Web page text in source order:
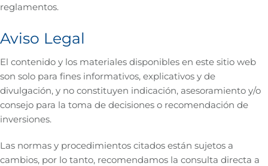
reglamentos.
Aviso Legal
El contenido y los materiales disponibles en este sitio web
son solo para fines informativos, explicativos y de
divulgación, y no constituyen indicación, asesoramiento y/o
consejo para la toma de decisiones o recomendación de
inversiones.
Las normas y procedimientos citados están sujetos a
cambios, por lo tanto, recomendamos la consulta directa a